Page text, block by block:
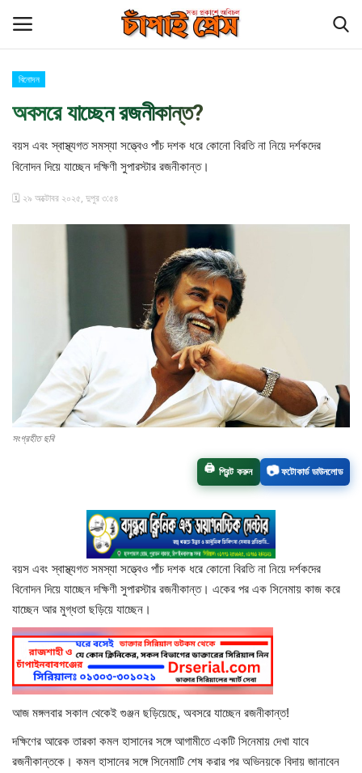
হোম
কুমিল্লা
আমাদের সম্পর্কে
চাঁপাইনবাবগঞ্জ সদর
রাজশাহী বিভাগ
ভোলাহাট
নওগাঁ
রংপুর
চট্টগ্রাম
খাগড়াছড়ি
বিনোদন
অবসরে যাচ্ছেন রজনীকান্ত?
বয়স এবং স্বাস্থ্যগত সমস্যা সত্ত্বেও পাঁচ দশক ধরে কোনো বিরতি না নিয়ে দর্শকদের
বিনোদন দিয়ে যাচ্ছেন দক্ষিণী সুপারস্টার রজনীকান্ত।
🗓️ ২৯ অক্টোবর ২০২৫, দুপুর ৩:৫৪
সংগ্রহীত ছবি
🖨️ প্রিন্ট করুন 📷 ফটোকার্ড ডাউনলোড
বয়স এবং স্বাস্থ্যগত সমস্যা সত্ত্বেও পাঁচ দশক ধরে কোনো বিরতি না নিয়ে দর্শকদের
বিনোদন দিয়ে যাচ্ছেন দক্ষিণী সুপারস্টার রজনীকান্ত। একের পর এক সিনেমায় কাজ করে
যাচ্ছেন আর মুগ্ধতা ছড়িয়ে যাচ্ছেন।
আজ মঙ্গলবার সকাল থেকেই গুঞ্জন ছড়িয়েছে, অবসরে যাচ্ছেন রজনীকান্ত!
দক্ষিণের আরেক তারকা কমল হাসানের সঙ্গে আগামীতে একটি সিনেমায় দেখা যাবে
রজনীকান্তকে। কমল হাসানের সঙ্গে সিনেমাটি শেষ করার পর অভিনয়কে বিদায় জানাবেন